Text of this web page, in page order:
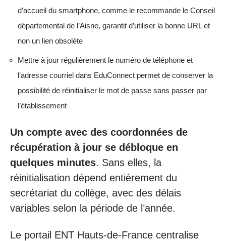
d’accueil du smartphone, comme le recommande le Conseil
départemental de l’Aisne, garantit d’utiliser la bonne URL et
non un lien obsolète
Mettre à jour régulièrement le numéro de téléphone et
l’adresse courriel dans EduConnect permet de conserver la
possibilité de réinitialiser le mot de passe sans passer par
l’établissement
Un compte avec des coordonnées de
récupération à jour se débloque en
quelques minutes. Sans elles, la
réinitialisation dépend entièrement du
secrétariat du collège, avec des délais
variables selon la période de l’année.
Le portail ENT Hauts-de-France centralise